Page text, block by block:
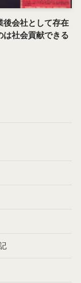
後会社として存在
は社会貢献できる